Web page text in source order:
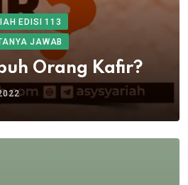
EDISI 113
JAWAB
Orang Kafir?